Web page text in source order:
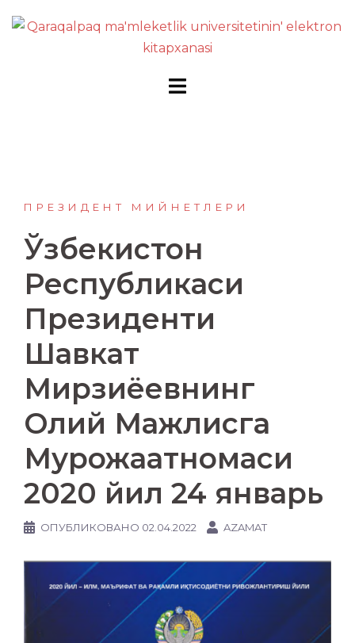
ПРЕЗИДЕНТ МИЙНЕТЛЕРИ
Ўзбекистон
Республикаси
Президенти
Шавкат
Мирзиёевнинг
Олий Мажлисга
Мурожаатномаси
2020 йил 24 январь
ОПУБЛИКОВАНО 02.04.2022 AZAMAT